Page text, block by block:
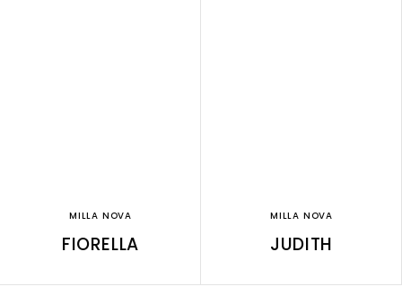
MILLA NOVA
FIORELLA
MILLA NOVA
JUDITH